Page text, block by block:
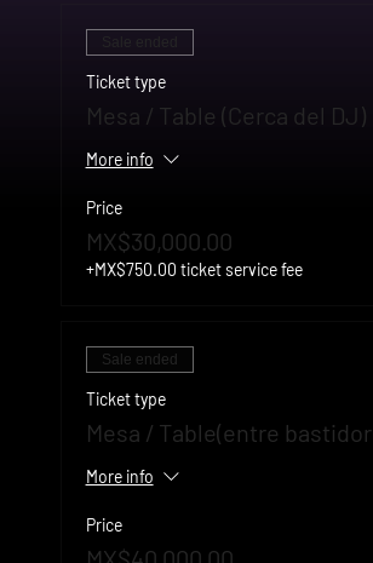
Ticket type
Mesa / Table (Cerca del DJ)
More info
Price
MX$30,000.00
+MX$750.00 ticket service fee
Sale ended
Ticket type
Mesa / Table(entre
More info
Price